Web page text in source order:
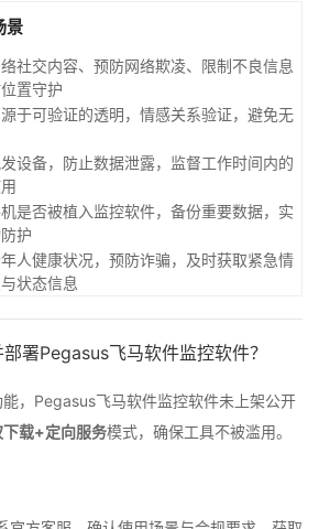
景
社交内容、预防网络欺凌、限制不良信息
置守护
于可验证的透明，情感关系验证，避免无
设备，防止数据泄露，监督工作时间内的
是否被植入监控软件，备份重要数据，实
护
人健康状况，预防诈骗，及时获取紧急情
状态信息
署Pegasus飞马软件监控软件？
，Pegasus飞马软件监控软件未上架公开
下载+定向服务模式，确保工具不被滥用。